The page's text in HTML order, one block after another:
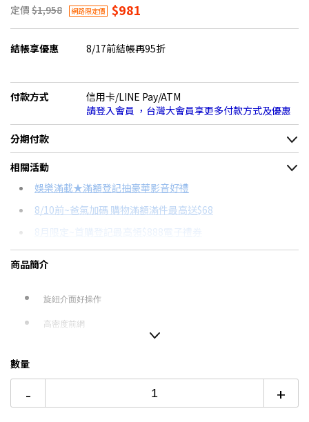
定價 $1,958 網路限定價 $981
結帳享優惠 8/17前結帳再95折
付款方式
信用卡/LINE Pay/ATM
請登入會員 ，台灣大會員享更多付款方式及優惠
分期付款
＊實際可分期數、適用利率，請以購物車顯示為主
信用卡分期
分期數
24期
每期金額 配合銀行/業者
相關活動
娛樂滿載★滿額登記抽豪華影音好禮
8/10前~爸氣加碼 購物滿額滿件最高送$68
8月限定~首購登記最高領$888電子禮券
台灣大哥大Open Possible聯名卡滿額最高回饋25%
DC與AC風扇有什麼不同？→點我看達人教你買
商品簡介
旋紐介面好操作
高密度前網
本商品僅含運送到府而已，不含樓層
偏遠地區及外島不送！
數量
- +